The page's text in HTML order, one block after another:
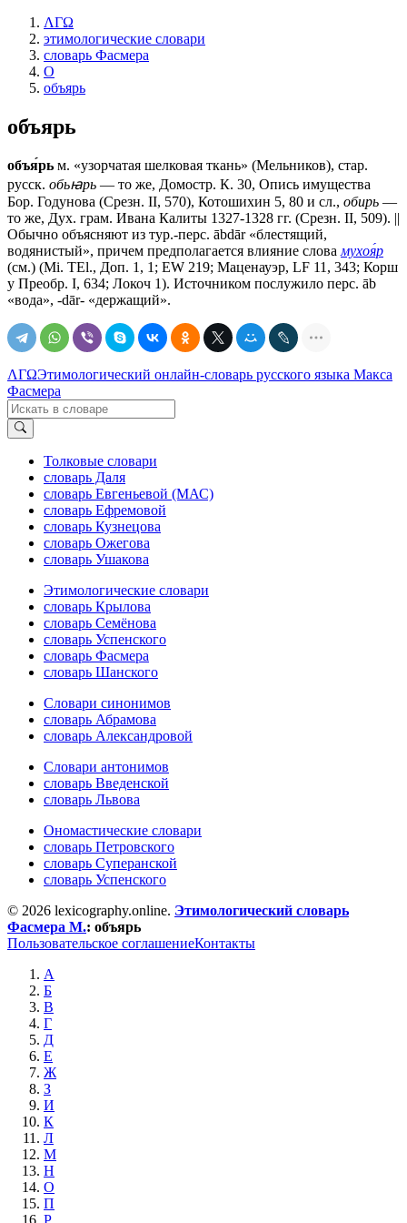
ΛΓΩ
этимологические словари
словарь Фасмера
О
объярь
объярь
объя́рь м. «узорчатая шелковая ткань» (Мельников), стар.
русск. обьꙗрь — то же, Домостр. К. 30, Опись имущества
Бор. Годунова (Срезн. II, 570), Котошихин 5, 80 и сл., обирь —
то же, Дух. грам. Ивана Калиты 1327-1328 гг. (Срезн. II, 509). ||
Обычно объясняют из тур.-перс. ābdār «блестящий,
водянистый», причем предполагается влияние слова мухоя́р
(см.) (Мi. ТЕl., Доп. 1, 1; ЕW 219; Маценауэр, LF 11, 343; Корш
у Преобр. I, 634; Локоч 1). Источником послужило перс. āb
«вода», -dār- «держащий».
ΛΓΩЭтимологический онлайн-словарь русского языка Макса
Фасмера
Толковые словари
словарь Даля
словарь Евгеньевой (МАС)
словарь Ефремовой
словарь Кузнецова
словарь Ожегова
словарь Ушакова
Этимологические словари
словарь Крылова
словарь Семёнова
словарь Успенского
словарь Фасмера
словарь Шанского
Словари синонимов
словарь Абрамова
словарь Александровой
Словари антонимов
словарь Введенской
словарь Львова
Ономастические словари
словарь Петровского
словарь Суперанской
словарь Успенского
© 2026 lexicography.online. Этимологический словарь
Фасмера М.: объярь
Пользовательское соглашениеКонтакты
А
Б
В
Г
Д
Е
Ж
З
И
К
Л
М
Н
О
П